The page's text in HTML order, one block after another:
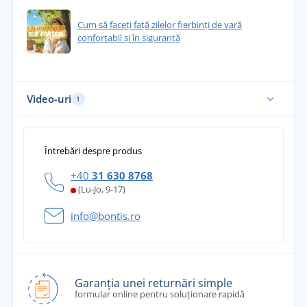
Cum să faceți față zilelor fierbinți de vară
confortabil și în siguranță
Video-uri 1
Întrebări despre produs
+40 31 630 8768
(Lu-Jo, 9-17)
info@bontis.ro
Garanția unei returnări simple
formular online pentru soluționare rapidă